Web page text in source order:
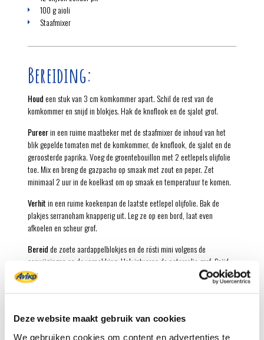
Deze website maakt gebruik van cookies
We gebruiken cookies om content en advertenties te
100 g aioli
Staafmixer
Bereiding:
Houdeen stuk van 3 cm komkommer apart. Schil de rest van de
komkommer en snijd in blokjes. Hak de knoflook en de sjalot grof.
Pureerin een ruime maatbeker met de staafmixer de inhoud van het
blik gepelde tomaten met de komkommer, de knoflook, de sjalot en de
geroosterde paprika. Voeg de groentebouillon met 2 eetlepels olijfolie
toe. Mix en breng de gazpacho op smaak met zout en peper. Zet
minimaal 2 uur in de koelkast om op smaak en temperatuur te komen.
Verhitin een ruime koekenpan de laatste eetlepel olijfolie. Bak de
plakjes serranoham knapperig uit. Leg ze op een bord, laat even
afkoelen en scheur grof.
Bereidde zoete aardappelblokjes en de rösti mini volgens de
aanwijzingen op de verpakking. Hak intussen de peterselie grof. Snijd
de chorizo in plakjes en de manchego in puntjes. Snijd de apart
gehouden komkommer in piepkleine blokjes.
schaaltje en zet de aioli erbij om te dippen. Doe ook de chorizo en de
manchego in een schaaltje.